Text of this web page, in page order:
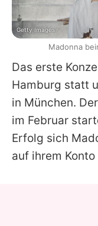
Das erste
Hamburg statt
in München.
im Februar
Erfolg sich
auf ihrem
Getty Images
Madonna